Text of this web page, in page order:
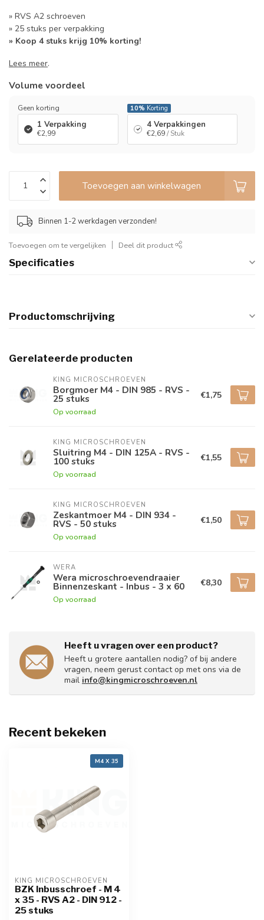
» RVS A2 schroeven
» 25 stuks per verpakking
» Koop 4 stuks krijg 10% korting!
Lees meer.
Volume voordeel
Geen korting
1 Verpakking
€2,99
10% Korting
4 Verpakkingen
€2,69/ Stuk
Toevoegen aan winkelwagen
Binnen 1-2 werkdagen verzonden!
Toevoegen om te vergelijken Deel dit product
Specificaties
Productomschrijving
Gerelateerde producten
KING MICROSCHROEVEN
Borgmoer M4 - DIN 985 - RVS -
25 stuks
Op voorraad
€1,75
KING MICROSCHROEVEN
Sluitring M4 - DIN 125A - RVS -
100 stuks
Op voorraad
€1,55
KING MICROSCHROEVEN
Zeskantmoer M4 - DIN 934 -
RVS - 50 stuks
Op voorraad
€1,50
WERA
Wera microschroevendraaier
Binnenzeskant - Inbus - 3 x 60
Op voorraad
€8,30
Heeft u vragen over een product?
Heeft u grotere aantallen nodig? of bij andere
vragen, neem gerust contact op met ons via de
mail info@kingmicroschroeven.nl
Recent bekeken
M4 X 35
KING MICROSCHROEVEN
BZK Inbusschroef - M 4
x 35 - RVS A2 - DIN 912 -
25 stuks